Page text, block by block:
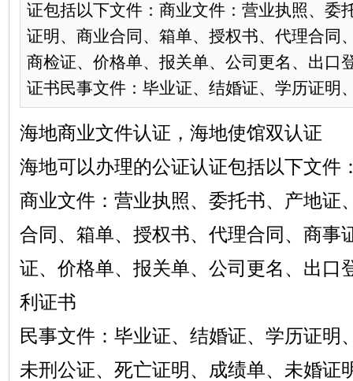
证包括以下文件：商业文件：营业执照、委
证明、商业合同、箱单、授权书、代理合同
商检证、价格单、报关单、公司更名、出口
证书民事文件：毕业证、结婚证、学历证明
海地商业文件认证，海地使馆双认证
海地可以办理的公证认证包括以下文件
商业文件：营业执照、委托书、产地证
合同、箱单、授权书、代理合同、商事
证、价格单、报关单、公司更名、出口
利证书
民事文件：毕业证、结婚证、学历证明
未刑公证、死亡证明、成绩单、未婚证